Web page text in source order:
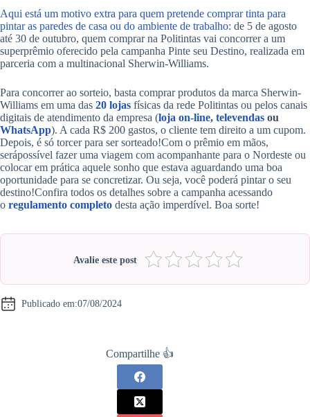
Aqui está um motivo extra para quem pretende comprar tinta para
pintar as paredes de casa ou do ambiente de trabalho: de 5 de agosto
até 30 de outubro, quem comprar na Politintas vai concorrer a um
superprêmio oferecido pela campanha Pinte seu Destino, realizada em
parceria com a multinacional Sherwin-Williams.
Para concorrer ao sorteio, basta comprar produtos da marca Sherwin-
Williams em uma das 20 lojas físicas da rede Politintas ou pelos canais
digitais de atendimento da empresa (loja on-line, televendas ou
WhatsApp). A cada R$ 200 gastos, o cliente tem direito a um cupom.
Depois, é só torcer para ser sorteado!Com o prêmio em mãos,
serápossível fazer uma viagem com acompanhante para o Nordeste ou
colocar em prática aquele sonho que estava aguardando uma boa
oportunidade para se concretizar. Ou seja, você poderá pintar o seu
destino!Confira todos os detalhes sobre a campanha acessando
o regulamento completo desta ação imperdível. Boa sorte!
Avalie este post
Publicado em:07/08/2024
Compartilhe 👍